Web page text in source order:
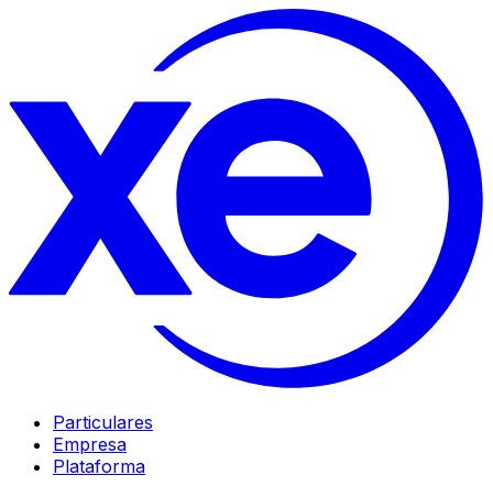
Particulares
Empresa
Plataforma